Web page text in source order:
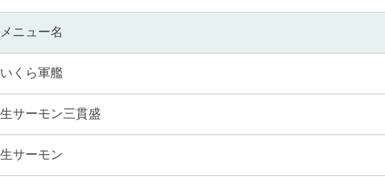
メニュー名
いくら軍艦
生サーモン三貫盛
生サーモン